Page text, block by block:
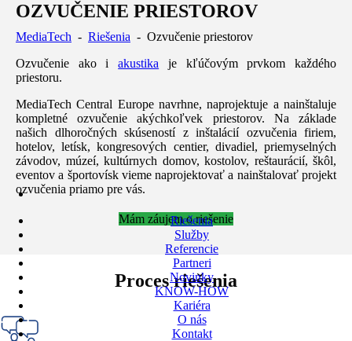
Riešenia
Služby
Referencie
Partneri
Novinky
KNOW-HOW
Kariéra
O nás
Kontakt
OZVUČENIE PRIESTOROV
MediaTech - Riešenia - Ozvučenie priestorov
Ozvučenie ako iakustika je kľúčovým prvkom každého
priestoru.
MediaTech Central Europe navrhne, naprojektuje a nainštaluje
kompletné ozvučenie akýchkoľvek priestorov. Na základe
našich dlhoročných skúseností z inštalácií ozvučenia firiem,
hotelov, letísk, kongresových centier, divadiel, priemyselných
závodov, múzeí, kultúrnych domov, kostolov, reštaurácií, škôl,
eventov a športovísk vieme naprojektovať a nainštalovať projekt
ozvučenia priamo pre vás.
Mám záujem o riešenie
Proces riešenia